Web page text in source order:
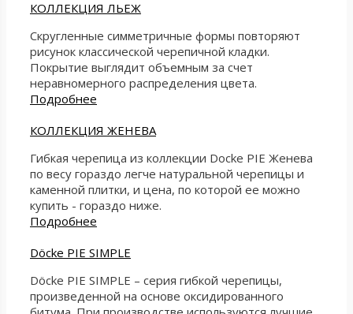
КОЛЛЕКЦИЯ ЛЬЕЖ
Скругленные симметричные формы повторяют
рисунок классической черепичной кладки.
Покрытие выглядит объемным за счет
неравномерного распределения цвета.
Подробнее
КОЛЛЕКЦИЯ ЖЕНЕВА
Гибкая черепица из коллекции Docke PIE Женева
по весу гораздо легче натуральной черепицы и
каменной плитки, и цена, по которой ее можно
купить - гораздо ниже.
Подробнее
Döcke PIE SIMPLE
Döcke PIE SIMPLE – серия гибкой черепицы,
произведенной на основе оксидированного